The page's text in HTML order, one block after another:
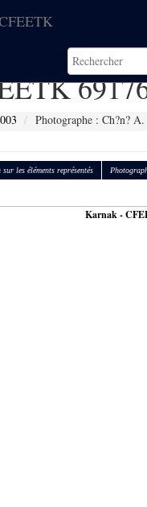
Photographe : Ch?n? A.
les éléments représentés